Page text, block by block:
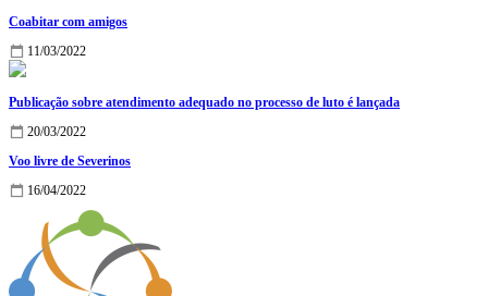
Coabitar com amigos
11/03/2022
Publicação sobre atendimento adequado no processo de luto é lançada
20/03/2022
Voo livre de Severinos
16/04/2022